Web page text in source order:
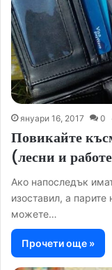
януари 16, 2017 0
Повикайте
(лесни и
Ако напоследък
изоставил, а
можете…
Прочети още »